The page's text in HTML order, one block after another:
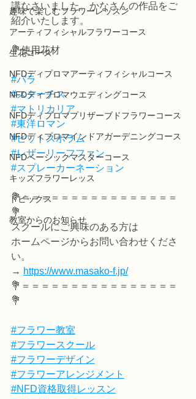
趣味で楽しむフラワーレッスン
アーティフィシャルフラワーコース
生花コース
NFDディプロマアーティフィシャルコース
NFDディプロマウエディングコース
NFDディプロマプリザーブドフラワーコース
NFDディプロマインドアガーデニングコース
NFDベーシックマスターコース
キッズフラワーレッス
トピックス
教室からのお知らせ
講なさいました。かなさんの作品をご
紹介いたします。
💐使用花材
#バラ
#スターチス
#マトリカリア
#東洋ロマン
#ピットスポラム
#レザーリーフファン
#スプレーカーネーション
💐＝＝＝＝＝＝＝＝＝＝＝＝＝＝＝＝
💐
スクールにご興味のある方は
ホームページからお問い合わせくださ
い。
→ https://www.masako-f.jp/
💐＝＝＝＝＝＝＝＝＝＝＝＝＝＝＝＝
💐
#フラワー教室
#フラワースクール
#フラワーデザイン
#フラワーアレンジメント
#NFD資格取得レッスン